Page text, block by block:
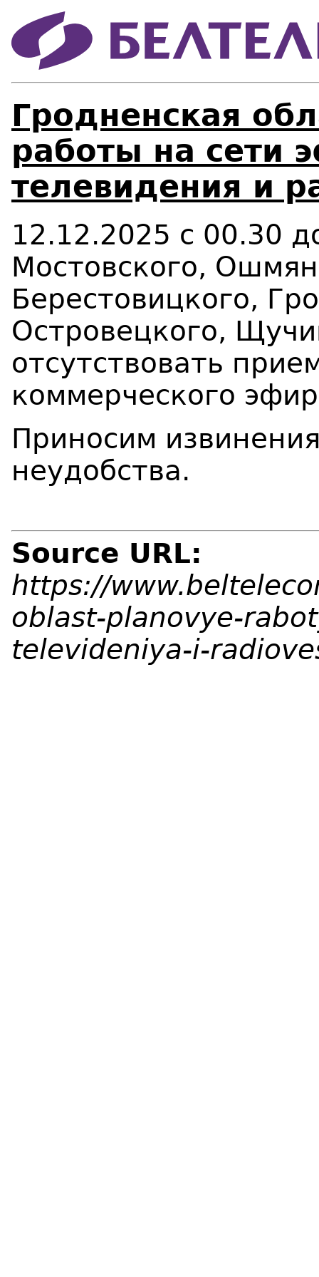
Гродненская
работы на сети
телевидения и
12.12.2025 с 00.30
Мостовского,
Берестовицкого,
Островецкого,
отсутствовать
коммерческого
Приносим
неудобства.
Source URL:
https://
oblast-planovye-
televideniya-i-